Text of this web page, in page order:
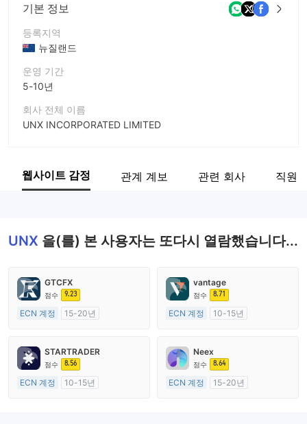
기본 정보
등록지역
뉴질랜드
운영 기간
5-10년
회사 전체 이름
UNX INCORPORATED LIMITED
기업 직원
웹사이트 감정 관계 계보 관련 회사 직원
UNX 을(를) 본 사용자는 또다시 열람했습니다...
GTCFX
점수 9.23
ECN 계정
15-20년
외환 거래 라이선스 (MM)
마스터 레이블 MT4
vantage
점수 8.71
ECN 계정
10-15년
외환 거래 라이선스 (MM)
마스터 레이블 MT4
STARTRADER
점수 8.56
ECN 계정
10-15년
Neex
점수 8.64
ECN 계정
15-20년